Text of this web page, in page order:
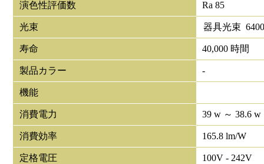
演色性評価数 Ra 85
光束 器具光束
寿命 40,000 時間
製品カラー -
機能
消費電力 39 w ～ 38.6 w
消費効率 165.8 lm/W
定格電圧 100V - 242V